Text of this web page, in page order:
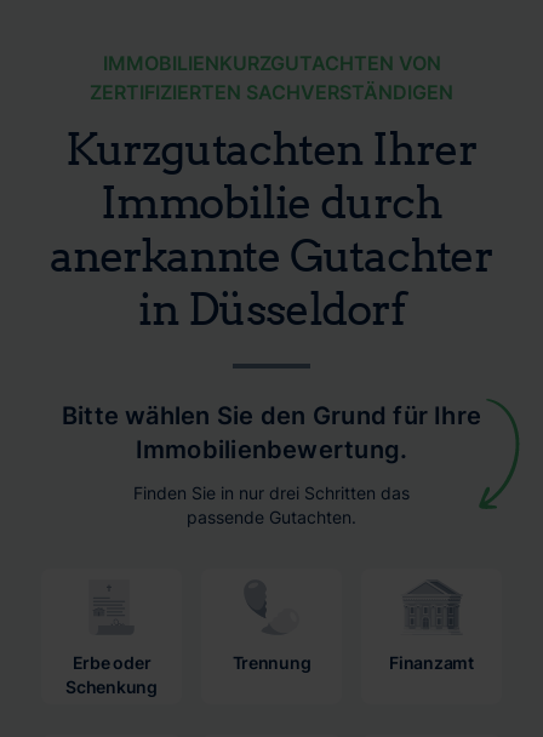
IMMOBILIENKURZGUTACHTEN VON
ZERTIFIZIERTEN SACHVERSTÄNDIGEN
Kurzgutachten Ihrer
Immobilie durch
anerkannte Gutachter
in Düsseldorf
Bitte wählen Sie den Grund für Ihre
Immobilienbewertung.
Finden Sie in nur drei Schritten das
passende Gutachten.
Erbe oder
Schenkung
Trennung Finanzamt